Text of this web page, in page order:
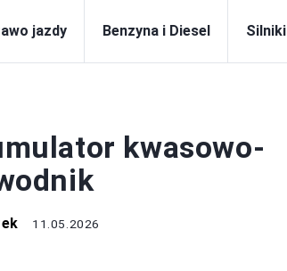
jazdy Benzyna i Diesel Silniki
kwasowo-
11.05.2026